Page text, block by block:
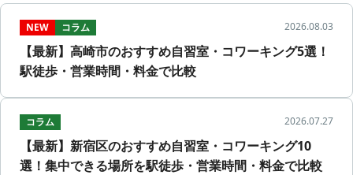
NEW コラム 2026.08.03
【最新】高崎市のおすすめ自習室・コワーキング5選！
駅徒歩・営業時間・料金で比較
コラム 2026.07.27
【最新】新宿区のおすすめ自習室・コワーキング10
選！集中できる場所を駅徒歩・営業時間・料金で比較